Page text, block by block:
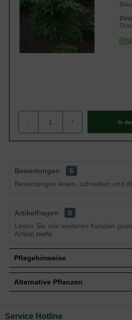
- + In
Bewertungen
6
Bewertungen lesen, schreiben und
Artikelfragen
0
Lesen Sie von weiteren Kunden
Artikel mehr
Pflegehinweise
Pflanz- und Pflegetipps
Alternative Pflanzen
Sie suchen eine Alternative?
Service Hotline